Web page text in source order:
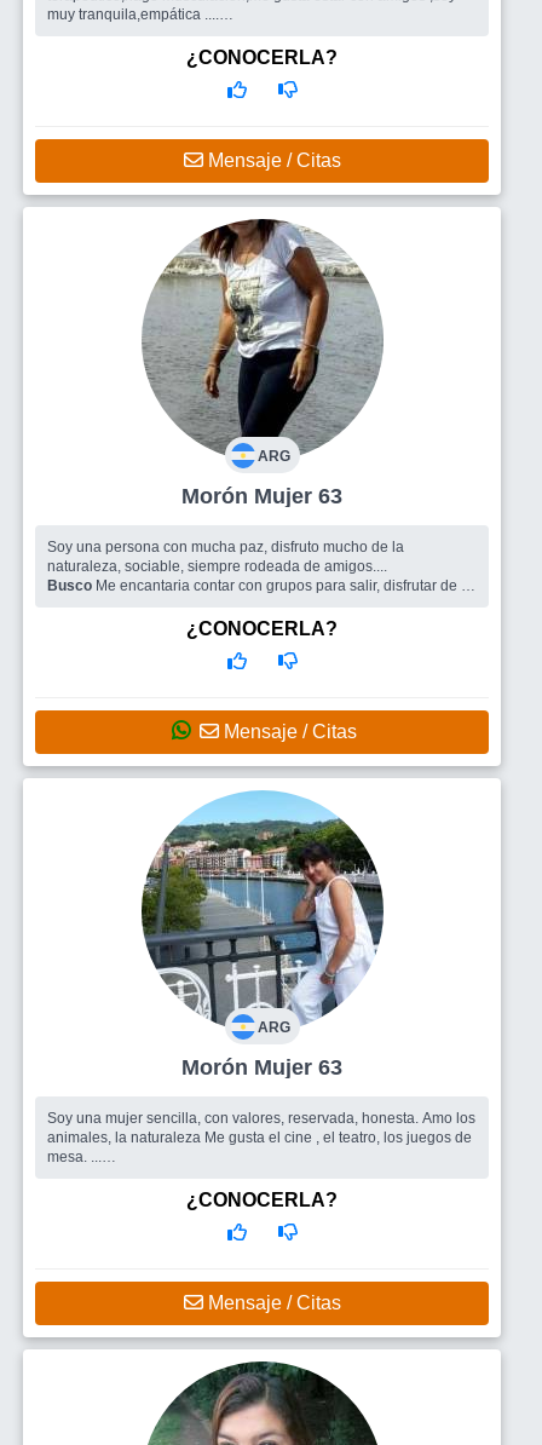
muy tranquila,empática ....
¿CONOCERLA?
Mensaje / Citas
ARG
Morón Mujer 63
Soy una persona con mucha paz, disfruto mucho de la
naturaleza, sociable, siempre rodeada de amigos....
Busco Me encantaria contar con grupos para salir, disfrutar de la
¿CONOCERLA?
Mensaje / Citas
ARG
Morón Mujer 63
Soy una mujer sencilla, con valores, reservada, honesta. Amo los
animales, la naturaleza Me gusta el cine , el teatro, los juegos de
mesa. ...
especial para compartir la vida.¿CONOCERLA?
Mensaje / Citas